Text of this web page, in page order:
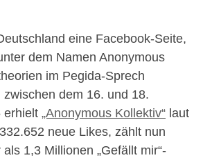
eine Facebook-Seite,
dem Namen Anonymous
im Pegida-Sprech
dem 16. und 18.
erhielt „Anonymous Kollektiv“ laut
neue Likes, zählt nun
1,3 Millionen „Gefällt mir“-